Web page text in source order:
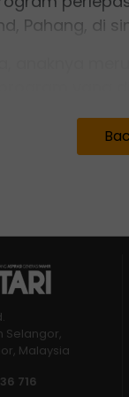
Pahang, di
kanak-kanak
Selangor,
Malaysia
716